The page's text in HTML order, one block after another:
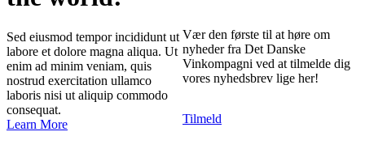
Sed eiusmod tempor incididunt ut
labore et dolore magna aliqua. Ut
enim ad minim veniam, quis
nostrud exercitation ullamco
laboris nisi ut aliquip commodo
consequat.
Learn More
Vær den første til at høre om
nyheder fra Det Danske
Vinkompagni ved at tilmelde dig
vores nyhedsbrev lige her!
Tilmeld